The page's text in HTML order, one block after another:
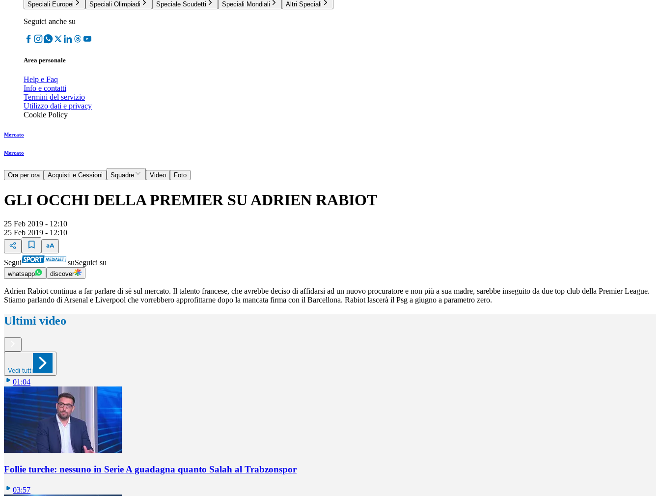
Speciali Europei
Speciali Olimpiadi Speciale Scudetti Speciali Mondiali Altri Speciali
Seguici anche su
Area personale
Help e Faq
Info e contatti
Termini del servizio
Utilizzo dati e privacy
Cookie Policy
Mercato
Mercato
Ora per ora Acquisti e Cessioni Squadre Video Foto
GLI OCCHI DELLA PREMIER SU ADRIEN RABIOT
25 Feb 2019 - 12:10
25 Feb 2019 - 12:10
Segui suSeguici su
whatsapp discover
Adrien Rabiot continua a far parlare di sè sul mercato. Il talento francese, che avrebbe deciso di affidarsi ad un nuovo procuratore e non più a sua madre, sarebbe inseguito da due top club della Premier League.
Stiamo parlando di Arsenal e Liverpool che vorrebbero approfittarne dopo la mancata firma con il Barcellona. Rabiot lascerà il Psg a giugno a parametro zero.
Ultimi video
Vedi tutti
01:04
Follie turche: nessuno in Serie A guadagna quanto Salah al Trabzonspor
03:57